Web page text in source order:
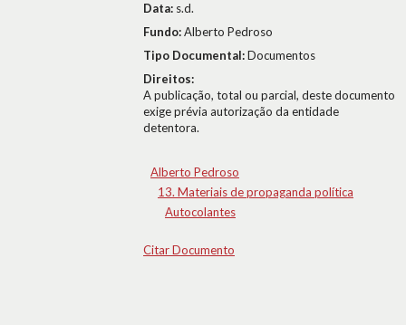
Data: s.d.
Fundo:Alberto Pedroso
Tipo Documental:Documentos
Direitos:
A publicação, total ou parcial, deste documento
exige prévia autorização da entidade
detentora.
Alberto Pedroso
13. Materiais de propaganda política
Autocolantes
Citar Documento